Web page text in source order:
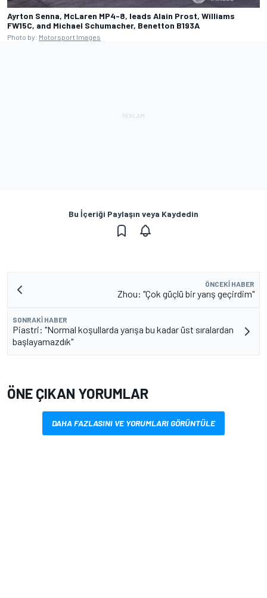
Ayrton Senna, McLaren MP4-8, leads Alain Prost, Williams
FW15C, and Michael Schumacher, Benetton B193A
Photo by: Motorsport Images
Bu İçeriği Paylaşın veya Kaydedin
ÖNCEKI HABER
Zhou: "Çok güçlü bir yarış geçirdim"
SONRAKI HABER
Piastri: "Normal koşullarda yarışa bu kadar üst sıralardan
başlayamazdık"
ÖNE ÇIKAN YORUMLAR
DAHA FAZLASINI VE YORUMLARI GÖRÜNTÜLE